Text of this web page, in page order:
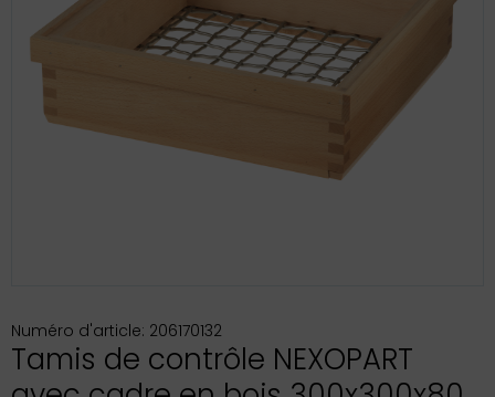
Numéro d'article: 206170132
Tamis de contrôle NEXOPART